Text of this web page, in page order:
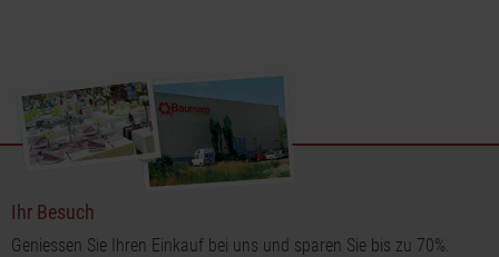
Ihr Besuch
Geniessen Sie Ihren Einkauf bei uns und sparen Sie bis zu 70%.